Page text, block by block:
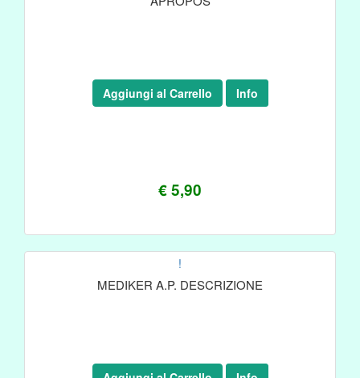
€ 5,90
Aggiungi al Carrello Info
!
MEDIKER A.P. DESCRIZIONE